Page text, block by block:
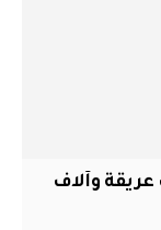
وآلاف